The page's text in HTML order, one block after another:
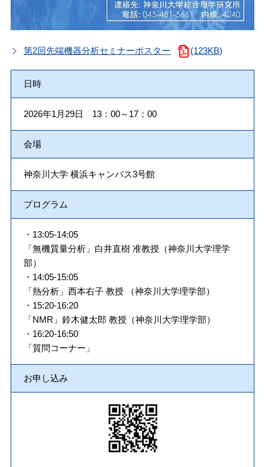
第2回先端機器分析セミナーポスター (123KB)
日時
2026年1月29日 13：00～17：00
会場
神奈川大学 横浜キャンパス3号館
プログラム
・13:05-14:05
「無機質量分析」白井直樹 准教授（神奈川大学理学
部）
・14:05-15:05
「熱分析」西本右子 教授 （神奈川大学理学部）
・15:20-16:20
「NMR」鈴木健太郎 教授（神奈川大学理学部）
・16:20-16:50
「質問コーナー」
お申し込み